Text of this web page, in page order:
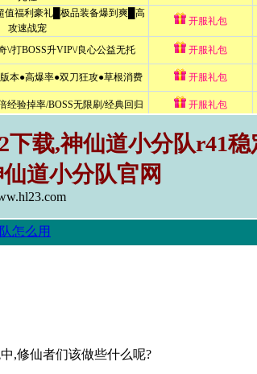
载,神仙道小分队r41
道小分队官网
怎么用
,修仙者们该做些什么呢?